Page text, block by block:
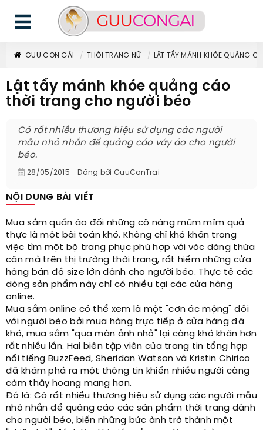
GUU CON GÁI THỜI TRANG NỮ LẬT TẨY MÁNH KHÓE QUẢNG
Lật tẩy mánh khóe quảng cáo
thời trang cho người béo
Có rất nhiều thương hiệu sử dụng các người
mẫu nhỏ nhắn để quảng cáo váy áo cho người
béo.
28/05/2015 Đăng bởi GuuConTrai
NỘI DUNG BÀI VIẾT
Mua sắm quần áo đối những cô nàng mũm mĩm quả
thực là một bài toán khó. Không chỉ khó khăn trong
việc tìm một bộ trang phục phù hợp với vóc dáng thừa
cân mà trên thị trường thời trang, rất hiếm những cửa
hàng bán đồ size lớn dành cho người béo. Thực tế các
dòng sản phẩm này chỉ có nhiều tại các cửa hàng
online.
Mua sắm online có thể xem là một "cơn ác mộng" đối
với người béo bởi mua hàng trực tiếp ở cửa hàng đã
khó, mua sắm "qua màn ảnh nhỏ" lại càng khó khăn hơn
rất nhiều lần. Hai biên tập viên của trang tin tổng hợp
nổi tiếng BuzzFeed, Sheridan Watson và Kristin Chirico
đã khám phá ra một thông tin khiến nhiều người càng
cảm thấy hoang mang hơn.
Đó là: Có rất nhiều thương hiệu sử dụng các người mẫu
nhỏ nhắn để quảng cáo các sản phẩm thời trang dành
cho người béo, biến những bức ảnh trở thành một